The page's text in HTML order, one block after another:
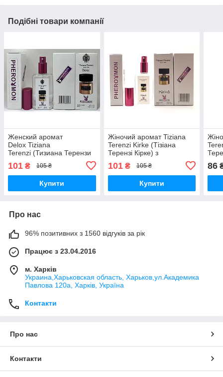
Подібні товари компанії
Женский аромат
Delox Tiziana
Terenzi (Тизиана Терензи
Делокс )с феромоном 60
мл
101 ₴ 105 ₴
Купити
Жіночий аромат Tiziana
Terenzi Kirke (Тізіана
Терензі Кірке) з
101₴ 105 ₴
Купити
86
Про нас
96% позитивних з 1560 відгуків за рік
Працює з 23.04.2016
м. Харків
Украина,Харьковская область, Харьков,ул.Академика
Павлова 120а, Харків, Україна
Контакти
Про нас
Контакти